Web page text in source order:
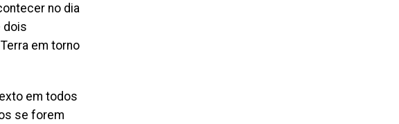
no dia
dois
em torno
em todos
se forem